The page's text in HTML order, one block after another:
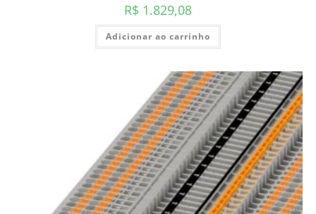
R$ 1.829,08
Adicionar ao carrinho